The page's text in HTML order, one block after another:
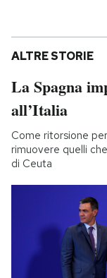
ALTRE STORIE
La Spagna
all’Italia
Come ritorsione
rimuovere quelli
di Ceuta